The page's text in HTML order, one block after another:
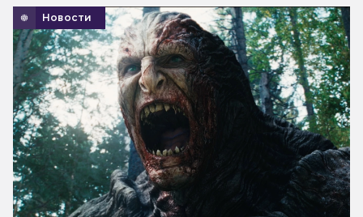
Новости